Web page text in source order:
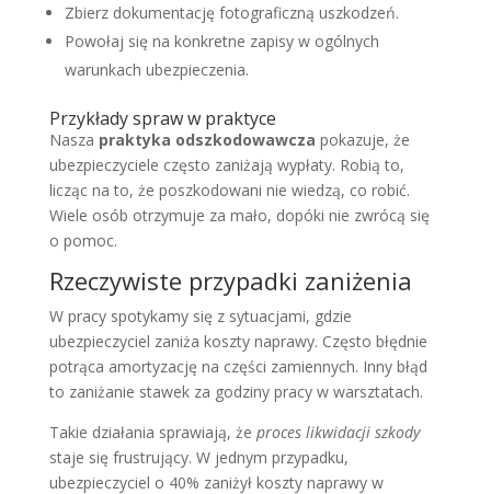
Zbierz dokumentację fotograficzną uszkodzeń.
Powołaj się na konkretne zapisy w ogólnych
warunkach ubezpieczenia.
Przykłady spraw w praktyce
Nasza praktyka odszkodowawcza pokazuje, że
ubezpieczyciele często zaniżają wypłaty. Robią to,
licząc na to, że poszkodowani nie wiedzą, co robić.
Wiele osób otrzymuje za mało, dopóki nie zwrócą się
o pomoc.
Rzeczywiste przypadki zaniżenia
W pracy spotykamy się z sytuacjami, gdzie
ubezpieczyciel zaniża koszty naprawy. Często błędnie
potrąca amortyzację na części zamiennych. Inny błąd
to zaniżanie stawek za godziny pracy w warsztatach.
Takie działania sprawiają, że proces likwidacji szkody
staje się frustrujący. W jednym przypadku,
ubezpieczyciel o 40% zaniżył koszty naprawy w